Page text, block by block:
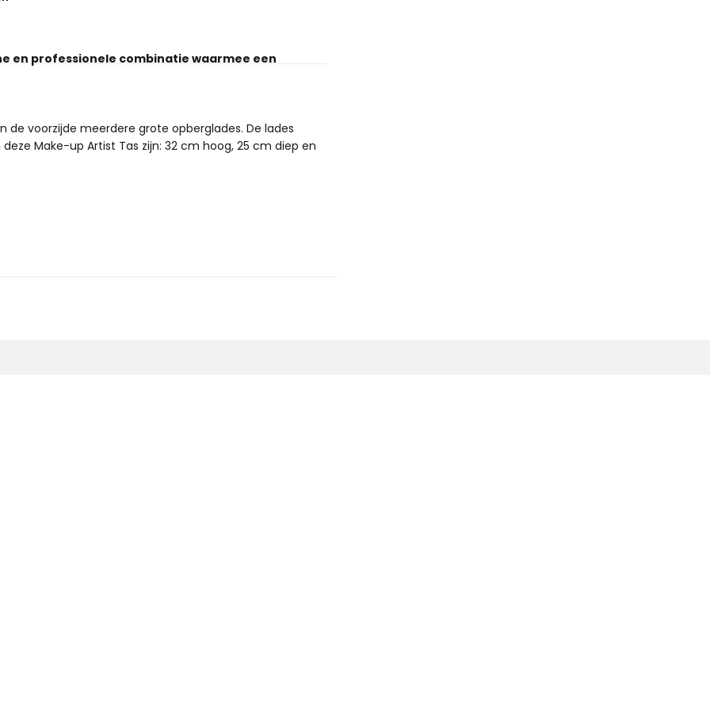
en professionele combinatie waarmee een
de voorzijde meerdere grote opberglades. De lades
Make-up Artist Tas zijn: 32 cm hoog, 25 cm diep en
De afmetingen van deze Make-up trolley